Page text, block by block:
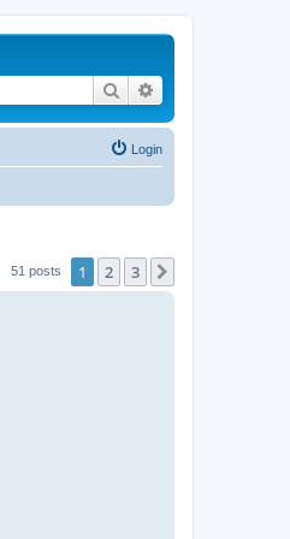
Search
Login
51 posts 1 2 3